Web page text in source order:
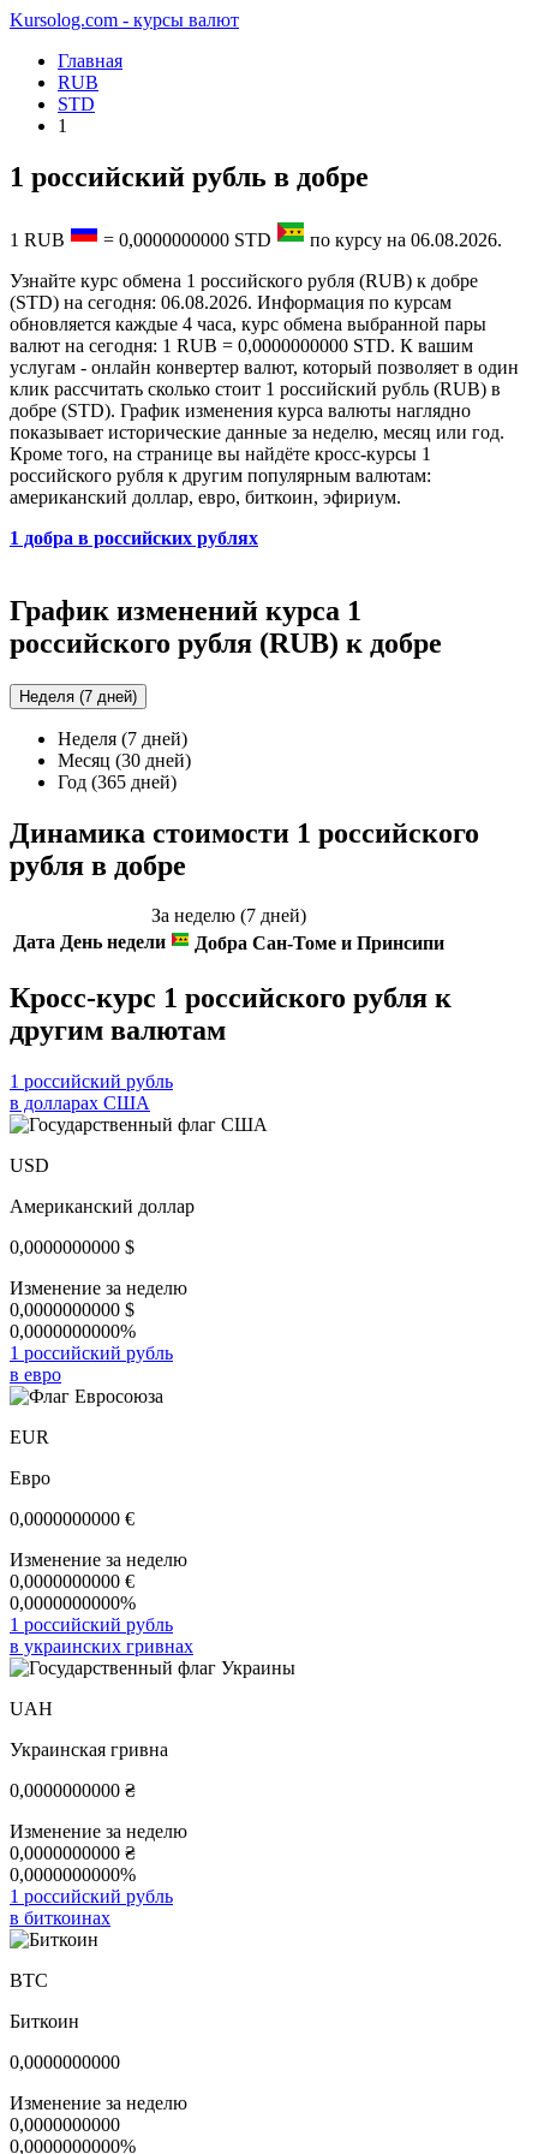
Kursolog.com - курсы валют
Главная
RUB
STD
1
1 российский рубль в добре
1 RUB = 0,0000000000 STD по курсу на 06.08.2026.
Узнайте курс обмена 1 российского рубля (RUB) к добре
(STD) на сегодня: 06.08.2026. Информация по курсам
обновляется каждые 4 часа, курс обмена выбранной пары
валют на сегодня: 1 RUB = 0,0000000000 STD. К вашим
услугам - онлайн конвертер валют, который позволяет в один
клик рассчитать сколько стоит 1 российский рубль (RUB) в
добре (STD). График изменения курса валюты наглядно
показывает исторические данные за неделю, месяц или год.
Кроме того, на странице вы найдёте кросс-курсы 1
российского рубля к другим популярным валютам:
американский доллар, евро, биткоин, эфириум.
1 добра в российских рублях
График изменений курса 1
российского рубля (RUB) к добре
Неделя (7 дней)
Неделя (7 дней)
Месяц (30 дней)
Год (365 дней)
Динамика стоимости 1 российского
рубля в добре
За неделю (7 дней)
Дата День недели Добра Сан-Томе и Принсипи
Кросс-курс 1 российского рубля к
другим валютам
1 российский рубль
в долларах США
USD
Американский доллар
0,0000000000 $
Изменение за неделю
0,0000000000 $
0,0000000000%
1 российский рубль
в евро
EUR
Евро
0,0000000000 €
Изменение за неделю
0,0000000000 €
0,0000000000%
1 российский рубль
в украинских гривнах
UAH
Украинская гривна
0,0000000000 ₴
Изменение за неделю
0,0000000000 ₴
0,0000000000%
1 российский рубль
в биткоинах
BTC
Биткоин
0,0000000000
Изменение за неделю
0,0000000000
0,0000000000%